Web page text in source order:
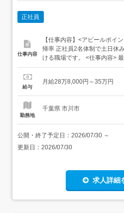
正社員
仕事内容
【仕事内容】<アピールポイ
帰率 正社員2名体制で土日休
ける職場です。 <仕事内容>
学歴不問 /・・
けではなく働くスタッフも 幸
給与
月給28万8,000円～35万円
勤務地
千葉県 市川市
公開・終了予定日： 2026/07/30 ～
更新日： 2026/07/30
求人詳細